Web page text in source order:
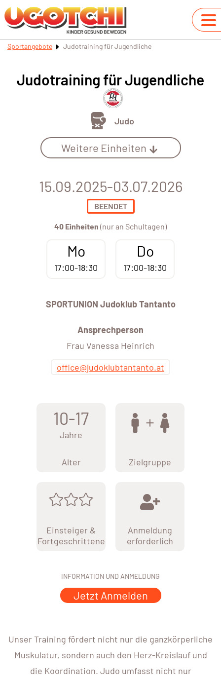
Sportangebote Judotraining für Jugendliche
Judotraining für Jugendliche
Judo
Weitere Einheiten
15.09.2025-03.07.2026
BEENDET
40 Einheiten (nur an Schultagen)
Mo
17:00-18:30
Do
17:00-18:30
SPORTUNION Judoklub Tantanto
Ansprechperson
Frau Vanessa Heinrich
office@judoklubtantanto.at
10-17
Jahre
Alter Zielgruppe
Einsteiger &
Fortgeschrittene
Anmeldung
erforderlich
INFORMATION UND ANMELDUNG
Jetzt Anmelden
Unser Training fördert nicht nur die ganzkörperliche
Muskulatur, sondern auch den Herz-Kreislauf und
die Koordination. Judo umfasst nicht nur